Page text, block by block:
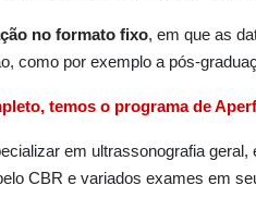
no formato fixo, em que as
como por exemplo a pós-
temos o programa de
em ultrassonografia
CBR e variados exames em